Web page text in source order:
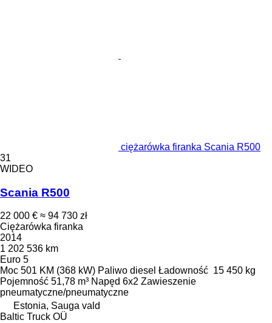
ciężarówka firanka Scania R500
31
WIDEO
Scania R500
22 000 € ≈ 94 730 zł
Ciężarówka firanka
2014
1 202 536 km
Euro 5
Moc 501 KM (368 kW) Paliwo diesel Ładowność 15 450 kg
Pojemność 51,78 m³ Napęd 6x2 Zawieszenie
pneumatyczne/pneumatyczne
Estonia, Sauga vald
Baltic Truck OÜ